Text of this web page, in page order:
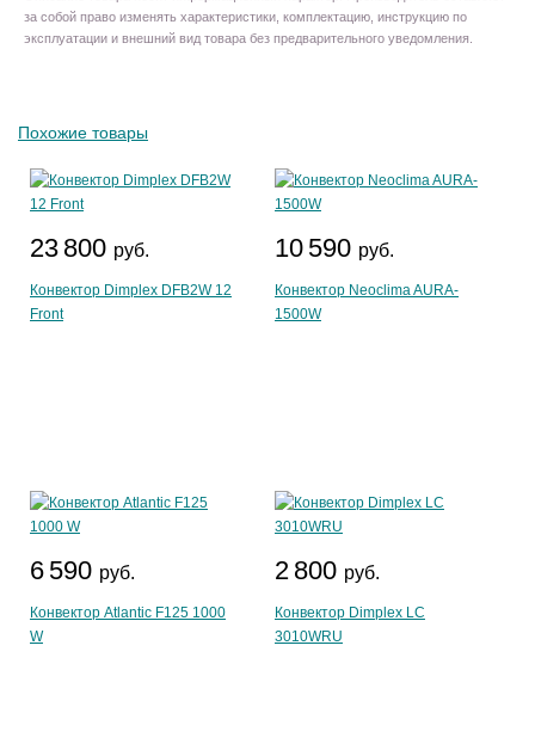
за собой право изменять характеристики, комплектацию, инструкцию по
эксплуатации и внешний вид товара без предварительного уведомления.
Похожие товары
23 800 руб.
Конвектор Dimplex DFB2W 12
Front
10 590 руб.
Конвектор Neoclima AURA-
1500W
6 590 руб.
Конвектор Atlantic F125 1000
W
2 800 руб.
Конвектор Dimplex LC
3010WRU